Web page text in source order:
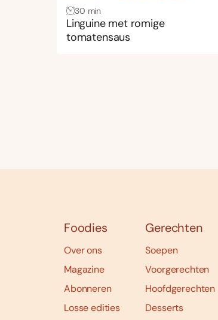
30 min
Linguine met romige
tomatensaus
Foodies
Over ons
Magazine
Abonneren
Losse edities
Gerechten
Soepen
Voorgerechten
Hoofdgerechten
Desserts